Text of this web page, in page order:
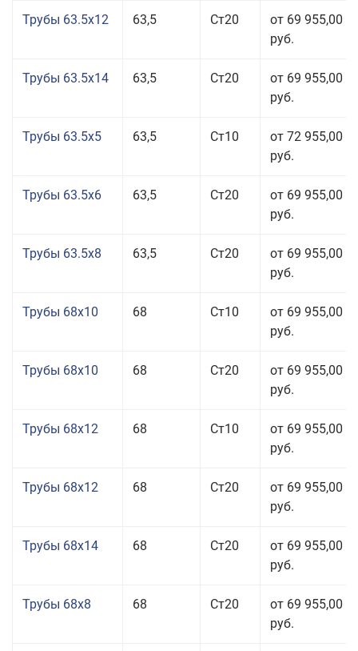
Трубы 63.5x12 63,5 Ст20
от 69 955,00
руб.
Трубы 63.5x14 63,5 Ст20
от 69 955,00
руб.
Трубы 63.5x5 63,5 Ст10
от 72 955,00
руб.
Трубы 63.5x6 63,5 Ст20
от 69 955,00
руб.
Трубы 63.5x8 63,5 Ст20
от 69 955,00
руб.
Трубы 68x10 68 Ст10
от 69 955,00
руб.
Трубы 68x10 68 Ст20
от 69 955,00
руб.
Трубы 68x12 68 Ст10
от 69 955,00
руб.
Трубы 68x12 68 Ст20
от 69 955,00
руб.
Трубы 68x14 68 Ст20
от 69 955,00
руб.
Трубы 68x8 68 Ст20
от 69 955,00
руб.